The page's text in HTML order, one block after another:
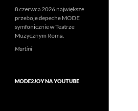
8 czerwca 2026 największe
przeboje depeche MODE
symfonicznie w Teatrze
Muzycznym Roma.
Martini
MODE2JOY NA YOUTUBE